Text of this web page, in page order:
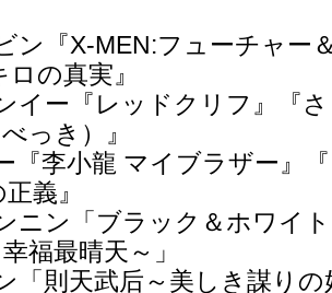
ン『X-MEN:フューチャー
の真実』
イー『レッドクリフ』『
っき）』
『李小龍 マイブラザー』
義』
ニン「ブラック＆ホワイ
福最晴天～」
「則天武后～美しき謀りの